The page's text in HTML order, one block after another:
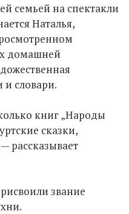
семьей на спектакли
Наталья,
домашней
и словари.
книг „Народы
сказки,
рассказывает
звание